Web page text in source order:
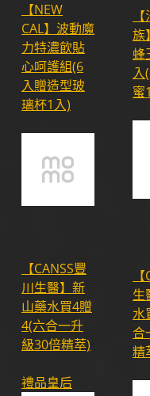
【NEW
CAL】波動魔
力特濃飲貼
心呵護組(6
入贈造型玻
璃杯1入)
族
蜂
入
蜜
【CANSS豐
川生醫】新
山藥水買4贈
4(六合一升
級30倍精萃)
禮品皇后
生
水
合
精